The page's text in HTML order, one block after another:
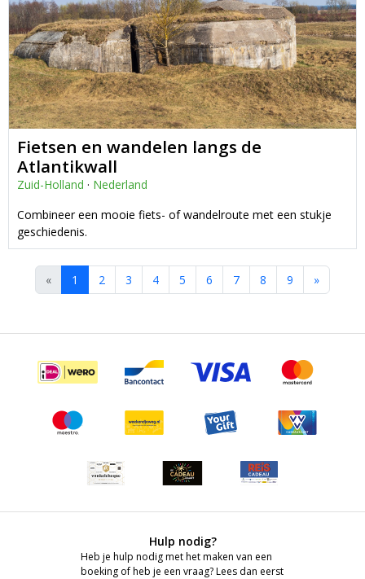
Fietsen en wandelen langs de
Atlantikwall
Zuid-Holland · Nederland
Combineer een mooie fiets- of wandelroute met een stukje
geschiedenis.
« 1 2 3 4 5 6 7 8 9 »
Hulp nodig?
Heb je hulp nodig met het maken van een
boeking of heb je een vraag? Lees dan eerst